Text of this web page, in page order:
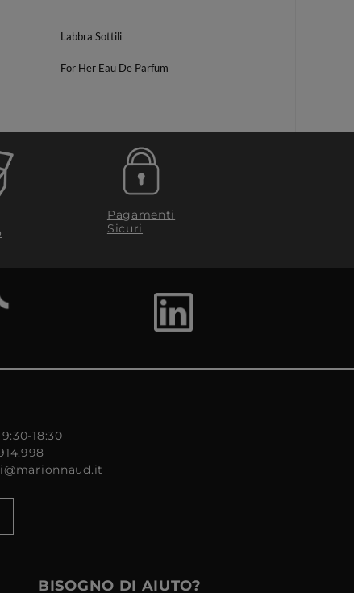
Labbra Sottili
For Her Eau De Parfum
Pagamenti
Sicuri
18:30
BISOGNO DI AIUTO?